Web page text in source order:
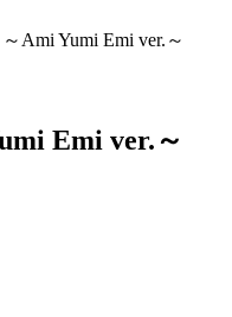
Ami Yumi Emi ver.～
Emi ver.～